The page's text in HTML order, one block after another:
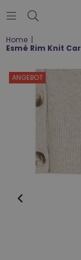
Home |
Esmé Rim Knit
ANGEBOT